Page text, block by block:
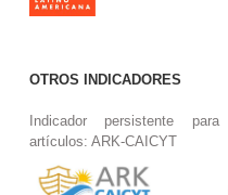
OTROS INDICADORES
Indicador persistente para
artículos: ARK-CAICYT